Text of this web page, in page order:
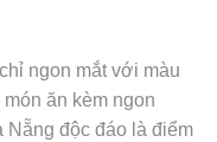
ngon mắt với màu
ăn kèm ngon
độc đáo là điểm